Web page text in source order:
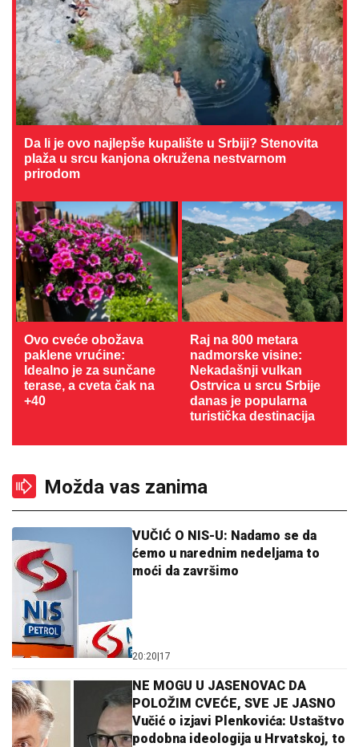
Da li je ovo najlepše kupalište u Srbiji? Stenovita
plaža u srcu kanjona okružena nestvarnom
prirodom
Ovo cveće obožava
paklene vrućine:
Idealno je za sunčane
terase, a cveta čak na
+40
Raj na 800 metara
nadmorske visine:
Nekadašnji vulkan
Ostrvica u srcu Srbije
danas je popularna
turistička destinacija
Možda vas zanima
VUČIĆ O NIS-U: Nadamo se da
ćemo u narednim nedeljama to
moći da završimo
20:20|17
NE MOGU U JASENOVAC DA
POLOŽIM CVEĆE, SVE JE JASNO
Vučić o izjavi Plenkovića: Ustaštvo
podobna ideologija u Hrvatskoj, to